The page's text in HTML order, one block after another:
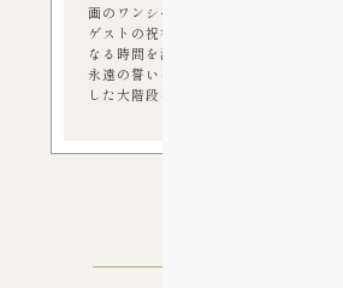
画のワンシーン。
ゲストの祝福とシャッター音に包まれ
なる時間を演出します。
永遠の誓いを胸に刻む場所として、是
した大階段をご体感ください。